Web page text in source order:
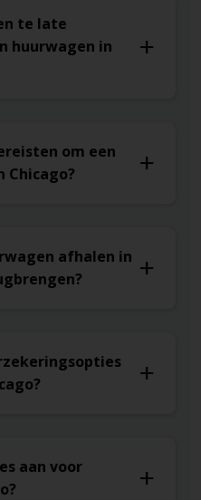
te late
huurwagen in
om een
Chicago?
afhalen in
aan voor